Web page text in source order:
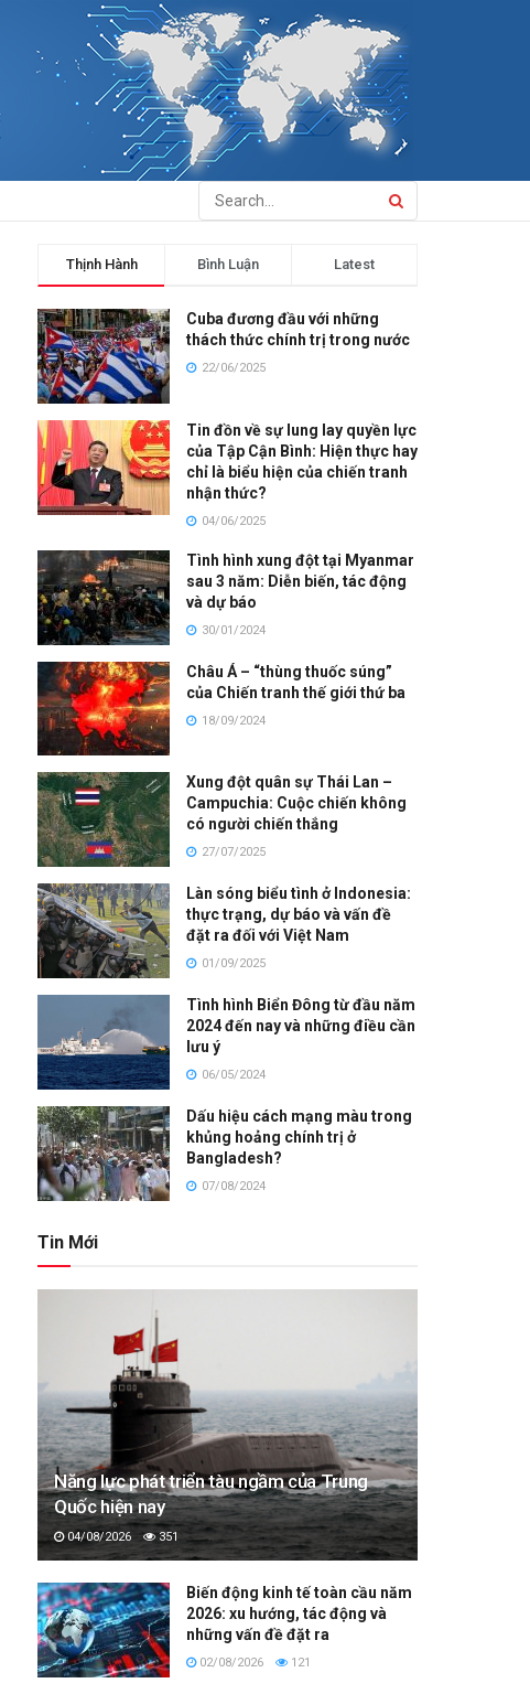
Thịnh Hành Bình Luận Latest
Cuba đương đầu với những
thách thức chính trị trong nước
22/06/2025
Tin đồn về sự lung lay quyền lực
của Tập Cận Bình: Hiện thực hay
chỉ là biểu hiện của chiến tranh
nhận thức?
04/06/2025
Tình hình xung đột tại Myanmar
sau 3 năm: Diễn biến, tác động
và dự báo
30/01/2024
Châu Á – “thùng thuốc súng”
của Chiến tranh thế giới thứ ba
18/09/2024
Xung đột quân sự Thái Lan –
Campuchia: Cuộc chiến không
có người chiến thắng
27/07/2025
Làn sóng biểu tình ở Indonesia:
thực trạng, dự báo và vấn đề
đặt ra đối với Việt Nam
01/09/2025
Tình hình Biển Đông từ đầu năm
2024 đến nay và những điều cần
lưu ý
06/05/2024
Dấu hiệu cách mạng màu trong
khủng hoảng chính trị ở
Bangladesh?
07/08/2024
Tin Mới
Năng lực phát triển tàu ngầm của Trung
Quốc hiện nay
04/08/2026 351
Biến động kinh tế toàn cầu năm
2026: xu hướng, tác động và
những vấn đề đặt ra
02/08/2026 121